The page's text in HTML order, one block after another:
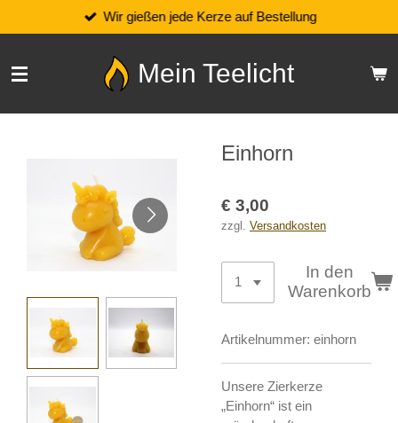
Hauptinhalt
Wir gießen jede Kerze auf Bestellung
Mein Teelicht
Einhorn
€ 3,00
zzgl. Versandkosten
In den
Warenkorb
Artikelnummer: einhorn
Unsere Zierkerze
„Einhorn“ ist ein